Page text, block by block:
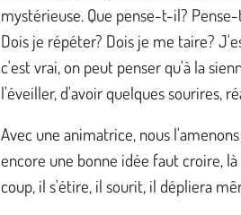
mystérieuse. Que pense-t-il?
Dois je répéter? Dois je me taire?
c'est vrai, on peut penser qu'à la
l'éveiller, d'avoir quelques sourires,
Avec une animatrice, nous
encore une bonne idée faut croire,
coup, il s'étire, il sourit, il dépliera